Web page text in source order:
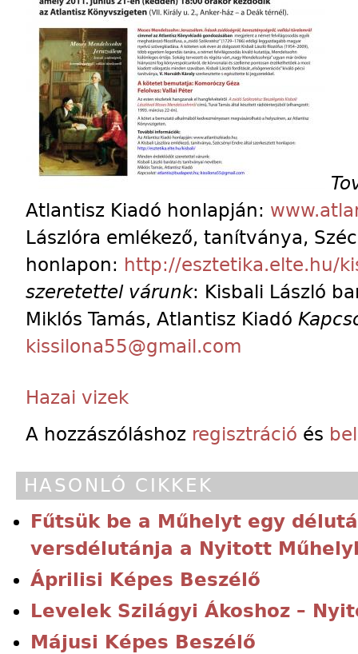
Atlantisz Kiadó honlapján:
Lászlóra emlékező, tanítványa,
honlapon: http://esztetika.elte.hu/
szeretettel várunk: Kisbali László
Miklós Tamás, Atlantisz Kiadó
kissilona55@gmail.com
Hazai vizek
A hozzászóláshoz regisztráció és
HASONLÓ CIKKEK
Fűtsük be a Műhelyt egy
versdélutánja a Nyitott
Áprilisi Képes Beszélő
Levelek Szilágyi Ákoshoz –
Májusi Képes Beszélő